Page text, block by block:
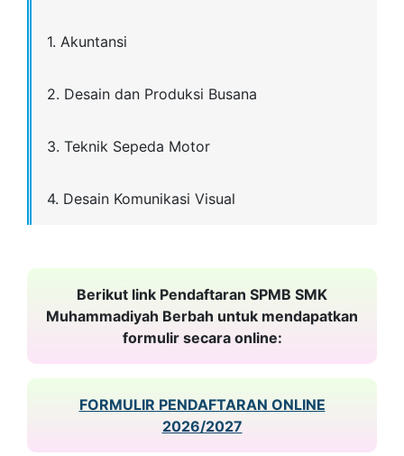
1. Akuntansi
2. Desain dan Produksi Busana
3. Teknik Sepeda Motor
4. Desain Komunikasi Visual
Berikut link Pendaftaran SPMB SMK
Muhammadiyah Berbah untuk mendapatkan
formulir secara online:
FORMULIR PENDAFTARAN ONLINE
2026/2027